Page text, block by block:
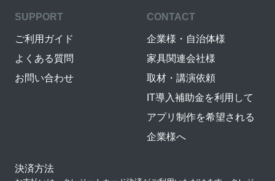
SUPPORT
ご利用ガイド
よくある質問
お問い合わせ
CONTACT
企業様・自治体様
家具関連会社様
取材・講演依頼
IT導入補助金を利用して
アプリ制作を希望される
企業様へ
決済方法